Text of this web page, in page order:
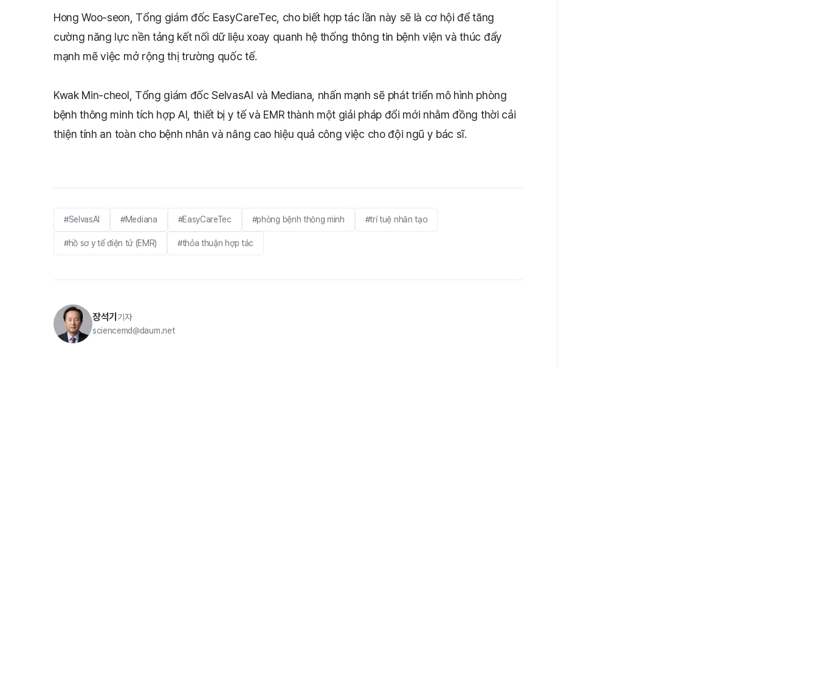
Hong Woo-seon, Tổng giám đốc EasyCareTec, cho biết hợp tác lần này sẽ là cơ hội để tăng
cường năng lực nền tảng kết nối dữ liệu xoay quanh hệ thống thông tin bệnh viện và thúc đẩy
mạnh mẽ việc mở rộng thị trường quốc tế.
Kwak Min-cheol, Tổng giám đốc SelvasAI và Mediana, nhấn mạnh sẽ phát triển mô hình phòng
bệnh thông minh tích hợp AI, thiết bị y tế và EMR thành một giải pháp đổi mới nhằm đồng thời cải
thiện tính an toàn cho bệnh nhân và nâng cao hiệu quả công việc cho đội ngũ y bác sĩ.
#SelvasAI #Mediana #EasyCareTec #phòng bệnh thông minh #trí tuệ nhân tạo
#hồ sơ y tế điện tử (EMR) #thỏa thuận hợp tác
장석기 기자
sciencemd@daum.net